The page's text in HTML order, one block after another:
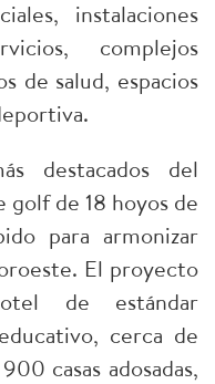
instalaciones
complejos
de salud, espacios
destacados del
golf de 18 hoyos de
para armonizar
El proyecto
de estándar
cerca de
casas adosadas,